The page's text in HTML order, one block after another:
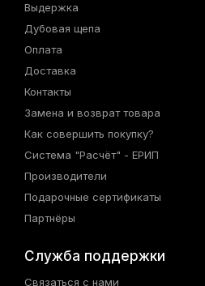
Выдержка
Дубовая щепа
Оплата
Доставка
Контакты
Замена и возврат товара
Как совершить покупку?
Система "Расчёт" - ЕРИП
Производители
Подарочные сертификаты
Партнёры
Служба поддержки
Связаться с нами